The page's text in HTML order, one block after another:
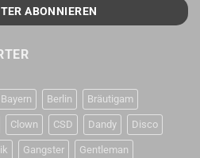
Bayern Berlin Bräutigam
Clown CSD Dandy Disco
Gangster Gentleman